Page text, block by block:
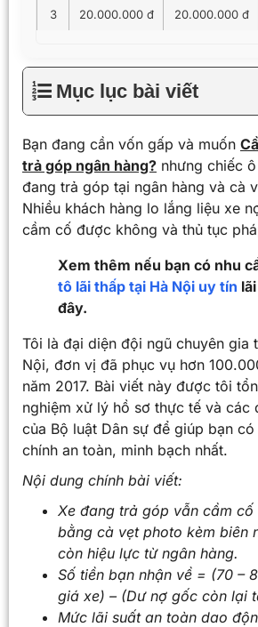
3 20.000.000 đ 20.000.000 đ
Mục lục bài viết
Bạn đang cần vốn gấp và muốn
trả góp ngân hàng? nhưng chiếc
đang trả góp tại ngân hàng và cà
Nhiều khách hàng lo lắng liệu xe
cầm cố được không và thủ tục
Xem thêm nếu bạn có nhu
tô lãi thấp tại Hà Nội uy tín
đây.
Tôi là đại diện đội ngũ chuyên gia
Nội, đơn vị đã phục vụ hơn
năm 2017. Bài viết này được tôi
nghiệm xử lý hồ sơ thực tế và các
của Bộ luật Dân sự để giúp bạn
chính an toàn, minh bạch nhất.
Nội dung chính bài viết:
Xe đang trả góp vẫn cầm
bằng cà vẹt photo kèm biên
còn hiệu lực từ ngân hàng.
Số tiền bạn nhận về = (70 –
giá xe) – (Dư nợ gốc còn lại
Mức lãi suất an toàn dao